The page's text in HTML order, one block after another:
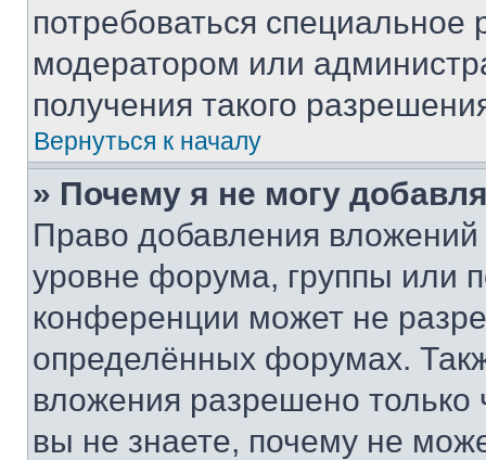
потребоваться
модератором или
получения такого
Вернуться к началу
» Почему я не могу
Право добавления
уровне форума, группы или
конференции может не
определённых форумах.
вложения разрешено
вы не знаете, почему не